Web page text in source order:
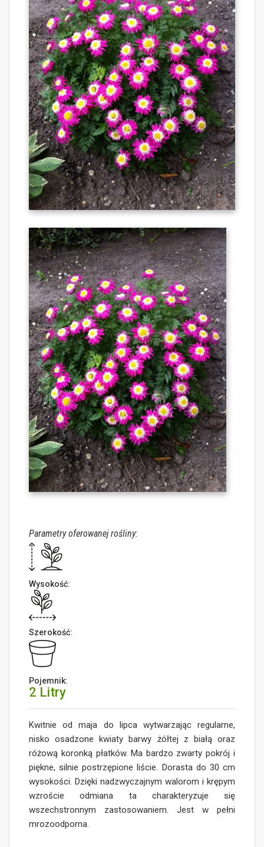
Parametry oferowanej rośliny:
Wysokość:
Szerokość:
Pojemnik:
2 Litry
Kwitnie od maja do lipca wytwarzając regularne,
nisko osadzone kwiaty barwy żółtej z białą oraz
różową koronką płatków. Ma bardzo zwarty pokrój i
piękne, silnie postrzępione liście. Dorasta do 30 cm
wysokości. Dzięki nadzwyczajnym walorom i krępym
wzroście odmiana ta charakteryzuje się
wszechstronnym zastosowaniem. Jest w pełni
mrozoodporna.